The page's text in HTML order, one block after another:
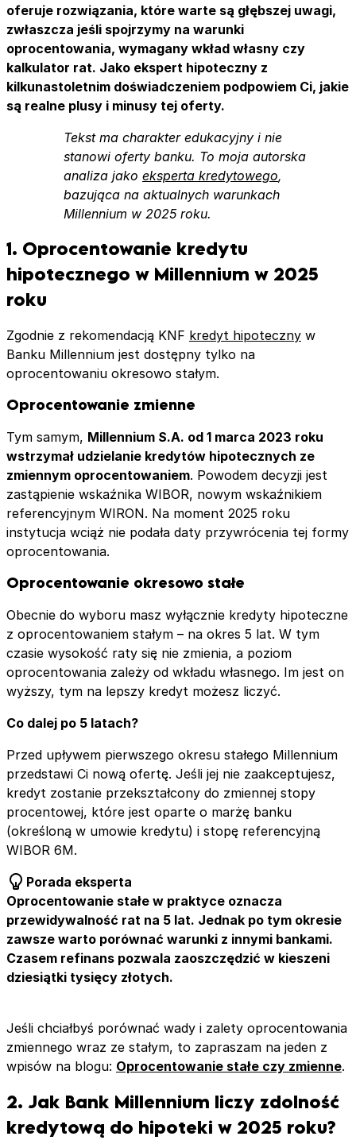
Wcześniejsza spłata kredytu hipotecznego w
Millennium w 2025 roku
Wstępna decyzja kredytowa w Millennium – ile się
czeka i co oznacza?
Produkty dodatkowe w kredycie hipotecznym
Millennium – jak wpływają na oprocentowanie?
hipotecznym Millennium – warunki i koszt
Kredyt hipoteczny na budowę domu w Millennium –
warunki i zasady w 2025 roku
ko kredyt hipoteczny w Millennium – warunki w
2025 roku
FAQ: najczęściej zadawane pytania
oferuje rozwiązania, które warte są głębszej uwagi,
zwłaszcza jeśli spojrzymy na warunki
oprocentowania, wymagany wkład własny czy
kalkulator rat. Jako ekspert hipoteczny z
kilkunastoletnim doświadczeniem podpowiem Ci, jakie
są realne plusy i minusy tej oferty.
Tekst ma charakter edukacyjny i nie
stanowi oferty banku. To moja autorska
analiza jako eksperta kredytowego,
bazująca na aktualnych warunkach
Millennium w 2025 roku.
1. Oprocentowanie kredytu
hipotecznego w Millennium w 2025
roku
Zgodnie z rekomendacją KNF kredyt hipoteczny w
Banku Millennium jest dostępny tylko na
oprocentowaniu okresowo stałym.
Oprocentowanie zmienne
Tym samym, Millennium S.A. od 1 marca 2023 roku
wstrzymał udzielanie kredytów hipotecznych ze
zmiennym oprocentowaniem. Powodem decyzji jest
zastąpienie wskaźnika WIBOR, nowym wskaźnikiem
referencyjnym WIRON. Na moment 2025 roku
instytucja wciąż nie podała daty przywrócenia tej formy
oprocentowania.
Oprocentowanie okresowo stałe
Obecnie do wyboru masz wyłącznie kredyty hipoteczne
z oprocentowaniem stałym – na okres 5 lat. W tym
czasie wysokość raty się nie zmienia, a poziom
oprocentowania zależy od wkładu własnego. Im jest on
wyższy, tym na lepszy kredyt możesz liczyć.
Co dalej po 5 latach?
Przed upływem pierwszego okresu stałego Millennium
przedstawi Ci nową ofertę. Jeśli jej nie zaakceptujesz,
kredyt zostanie przekształcony do zmiennej stopy
procentowej, które jest oparte o marżę banku
(określoną w umowie kredytu) i stopę referencyjną
WIBOR 6M.
Porada eksperta
Oprocentowanie stałe w praktyce oznacza
przewidywalność rat na 5 lat. Jednak po tym okresie
zawsze warto porównać warunki z innymi bankami.
Czasem refinans pozwala zaoszczędzić w kieszeni
dziesiątki tysięcy złotych.
Jeśli chciałbyś porównać wady i zalety oprocentowania
zmiennego wraz ze stałym, to zapraszam na jeden z
wpisów na blogu: Oprocentowanie stałe czy zmienne.
2. Jak Bank Millennium liczy zdolność
kredytową do hipoteki w 2025 roku?